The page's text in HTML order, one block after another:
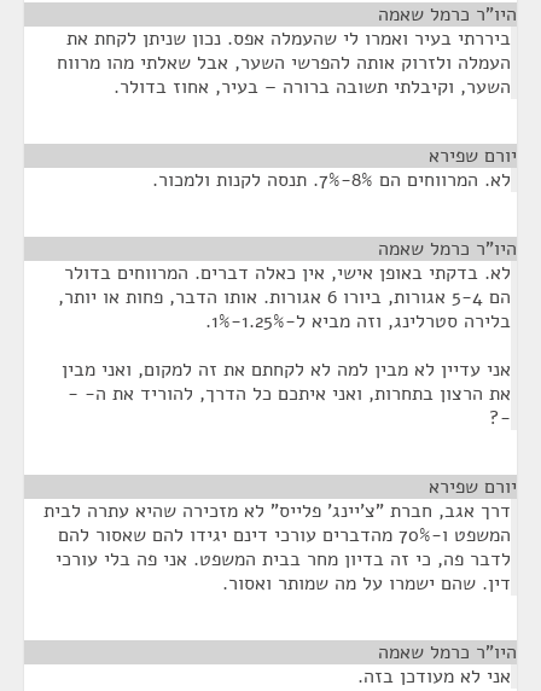
היו"ר כרמל שאמה
ביררתי בעיר ואמרו לי שהעמלה אפס. נכון שניתן לקחת את
העמלה ולזרוק אותה להפרשי השער, אבל שאלתי מהו מרווח
השער, וקיבלתי תשובה ברורה – בעיר, אחוז בדולר.
יורם שפירא
לא. המרווחים הם 8%-7%. תנסה לקנות ולמכור.
היו"ר כרמל שאמה
לא. בדקתי באופן אישי, אין כאלה דברים. המרווחים בדולר
הם 5-4 אגורות, ביורו 6 אגורות. אותו הדבר, פחות או יותר,
בלירה סטרלינג, וזה מביא ל-1.25%-1%.
אני עדיין לא מבין למה לא לקחתם את זה למקום, ואני מבין
את הרצון בתחרות, ואני איתכם כל הדרך, להוריד את ה- -
-?
יורם שפירא
דרך אגב, חברת "צ'יינג' פלייס" לא מזכירה שהיא עתרה לבית
המשפט ו-70% מהדברים עורכי דינם יגידו להם שאסור להם
לדבר פה, כי זה בדיון מחר בבית המשפט. אני פה בלי עורכי
דין. שהם ישמרו על מה שמותר ואסור.
היו"ר כרמל שאמה
אני לא מעודכן בזה.